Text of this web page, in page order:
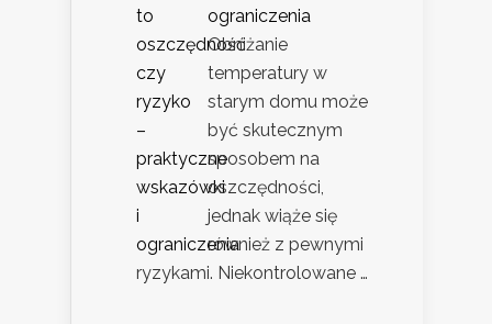
ograniczenia
Obniżanie
temperatury w
starym domu może
być skutecznym
sposobem na
oszczędności,
jednak wiąże się
również z pewnymi
ryzykami. Niekontrolowane …